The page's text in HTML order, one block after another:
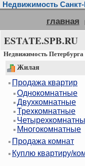
Недвижимость Санкт-
главная |
ESTATE.SPB.RU
Недвижимость Петербурга
Жилая
Продажа квартир
Однокомнатные
Двухкомнатные
Трехкомнатные
Многокомнатные
Продажа комнат
Куплю квартиру/